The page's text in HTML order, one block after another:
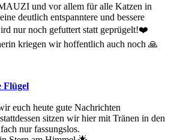
und vor allem für alle Katzen in
deutlich entspanntere und bessere
nur noch gefuttert statt geprügelt!❤️
kriegen wir hoffentlich auch noch 🙏
Flügel
euch heute gute Nachrichten
sitzen wir hier mit Tränen in den
nur fassungslos.